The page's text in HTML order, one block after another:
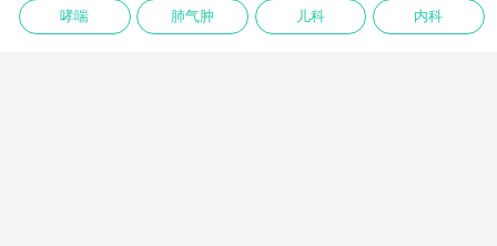
哮喘 肺气肿 儿科 内科